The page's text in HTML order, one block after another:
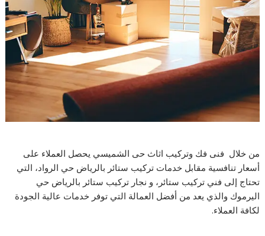
من خلال فنى فك وتركيب اثاث حى الشميسي يحصل العملاء على
أسعار تنافسية مقابل خدمات تركيب ستائر بالرياض حي الرواد، التي
تحتاج إلى فني تركيب ستائر، و نجار تركيب ستائر بالرياض حي
اليرموك والذي يعد من أفضل العمالة التي توفر خدمات عالية الجودة
لكافة العملاء.